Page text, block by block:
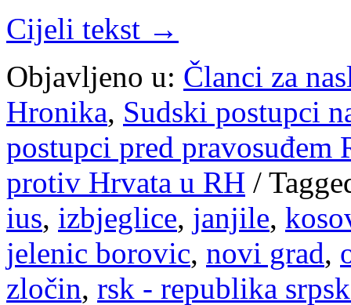
Cijeli tekst →
Objavljeno u: Članci za
Hronika, Sudski postupci
postupci pred pravosuđem
protiv Hrvata u RH /
ius, izbjeglice, janjile,
jelenic borovic, novi grad,
zločin, rsk - republika